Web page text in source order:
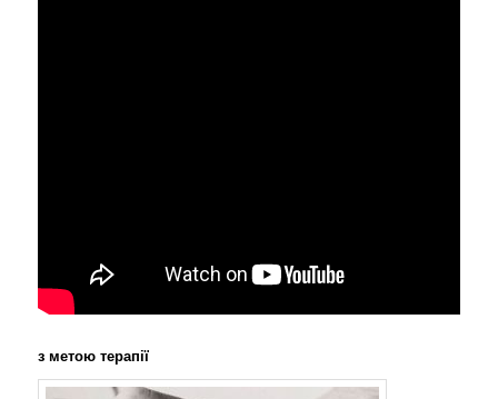
з метою терапії